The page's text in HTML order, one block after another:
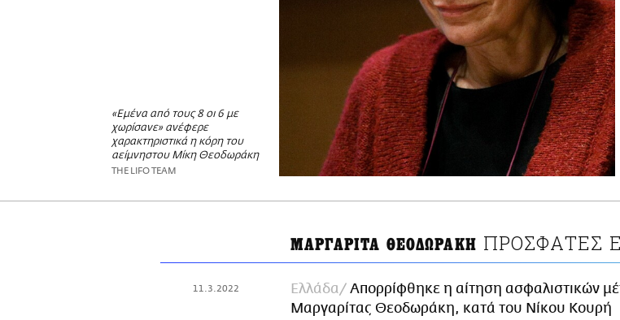
«Εμένα από τους 8 οι 6 με
χωρίσανε» ανέφερε
χαρακτηριστικά η κόρη του
αείμνηστου Μίκη Θεοδωράκη
THE LIFO TEAM
ΜΑΡΓΑΡΙΤΑ ΘΕΟΔΩΡΑΚΗ ΠΡΟΣΦΑΤΕΣ
11.3.2022 Ελλάδα
Απορρίφθηκε η αίτηση ασφαλιστικών
Μαργαρίτας Θεοδωράκη, κατά του Νίκου Κουρή